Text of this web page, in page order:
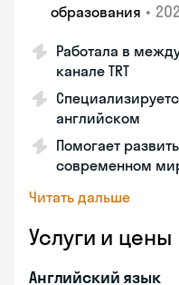
образования •
Работала в
канале TRT
английском
Помогает
современном
Читать дальше
Услуги и цены
Английский язык